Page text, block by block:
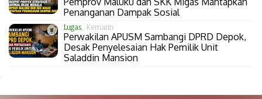
Penanganan Dampak Sosial
Lugas, Kemarin
Perwakilan APUSM Sambangi DPRD Depok,
Desak Penyelesaian Hak Pemilik Unit
Saladdin Mansion